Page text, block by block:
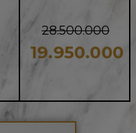
28.500.000
19.950.000